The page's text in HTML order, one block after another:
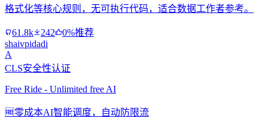
格式化等核心规则，无可执行代码，适合数据工作者参考。
61.8k 242
0%推荐
shaivpidadi
A
CLS安全性认证
Free Ride - Unlimited free AI
🆓零成本AI智能调度，自动防限流